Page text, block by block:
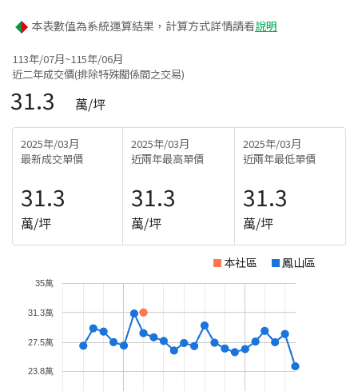
本表數值為系統運算結果，計算方式詳情請看說明
113年/07月~115年/06月
近二年成交價(排除特殊關係間之交易)
31.3 萬/坪
2025年/03月
最新成交單價
31.3
萬/坪
2025年/03月
近兩年最高單價
31.3
萬/坪
2025年/03月
近兩年最低單價
31.3
萬/坪
本社區 鳳山區
23.8萬
27.5萬
31.3萬
35萬